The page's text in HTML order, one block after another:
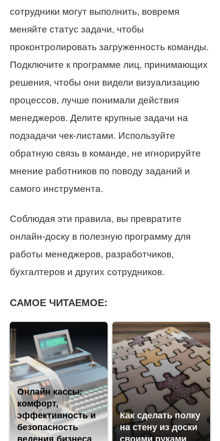
сотрудники могут выполнить, вовремя
меняйте статус задачи, чтобы
проконтролировать загруженность команды.
Подключите к программе лиц, принимающих
решения, чтобы они видели визуализацию
процессов, лучше понимали действия
менеджеров. Делите крупные задачи на
подзадачи чек-листами. Используйте
обратную связь в команде, не игнорируйте
мнение работников по поводу заданий и
самого инструмента.
Соблюдая эти правила, вы превратите
онлайн-доску в полезную программу для
работы менеджеров, разработчиков,
бухгалтеров и других сотрудников.
САМОЕ ЧИТАЕМОЕ:
Онлайн кассы:
комфорт,
эффективность и
безопасность
ведения бизнеса
Как сделать полку
на стену из доски
своими руками